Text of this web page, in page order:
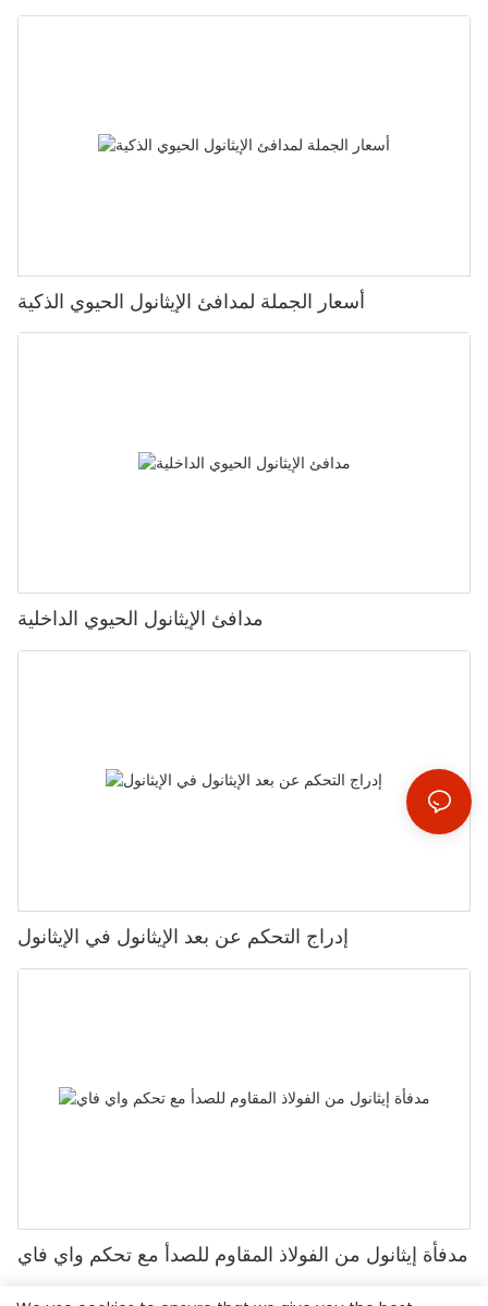
أسعار الجملة لمدافئ الإيثانول الحيوي الذكية
مدافئ الإيثانول الحيوي الداخلية
إدراج التحكم عن بعد الإيثانول في الإيثانول
مدفأة إيثانول من الفولاذ المقاوم للصدأ مع تحكم واي فاي